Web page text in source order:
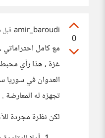
0
amir_baroudi
مع كامل
غزة ، هذا رأي
العدوان في سوريا
تجهزه له المعارضة .
لكن نظرة مجردة